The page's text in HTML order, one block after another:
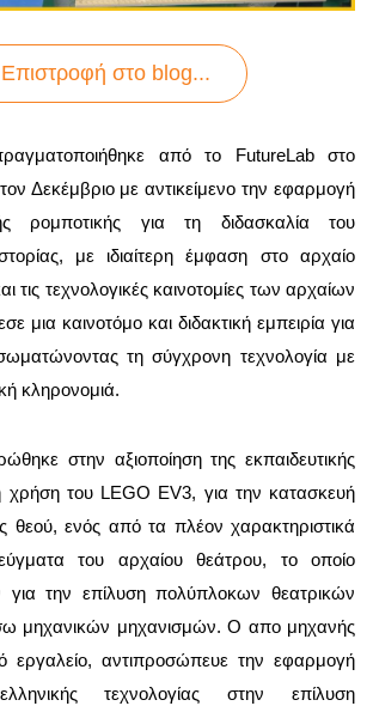
Επιστροφή στo blog...
από το FutureLab στο
Δεκέμβριο με αντικείμενο την εφαρμογή
ρομποτικής για τη διδασκαλία του
με ιδιαίτερη έμφαση στο αρχαίο
τις τεχνολογικές καινοτομίες των αρχαίων
μια καινοτόμο και διδακτική εμπειρία για
τη σύγχρονη τεχνολογία με
κληρονομιά.
στην αξιοποίηση της εκπαιδευτικής
χρήση του LEGO EV3, για την κατασκευή
θεού, ενός από τα πλέον χαρακτηριστικά
του αρχαίου θεάτρου, το οποίο
για την επίλυση πολύπλοκων θεατρικών
μηχανικών μηχανισμών. Ο απο μηχανής
εργαλείο, αντιπροσώπευε την εφαρμογή
τεχνολογίας στην επίλυση